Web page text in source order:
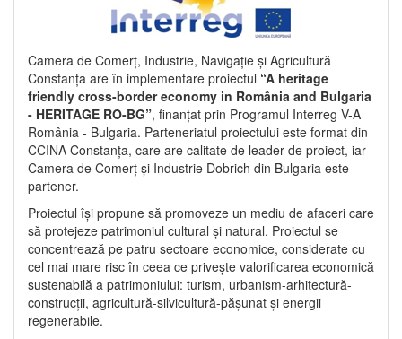
Camera de Comerț, Industrie, Navigație și Agricultură
Constanța are în implementare proiectul “A heritage
friendly cross-border economy in România and Bulgaria
- HERITAGE RO-BG”, finanțat prin Programul Interreg V-A
România - Bulgaria. Parteneriatul proiectului este format din
CCINA Constanța, care are calitate de leader de proiect, iar
Camera de Comerț și Industrie Dobrich din Bulgaria este
partener.
Proiectul își propune să promoveze un mediu de afaceri care
să protejeze patrimoniul cultural și natural. Proiectul se
concentrează pe patru sectoare economice, considerate cu
cel mai mare risc în ceea ce privește valorificarea economică
sustenabilă a patrimoniului: turism, urbanism-arhitectură-
construcții, agricultură-silvicultură-pășunat și energii
regenerabile.